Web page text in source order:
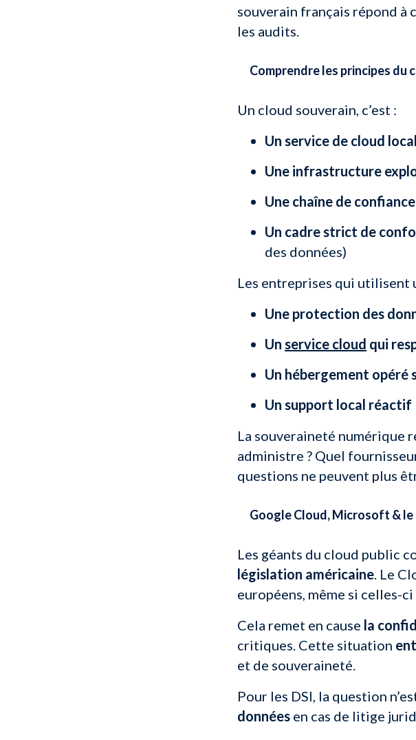
souverain français répond à
les audits.
Comprendre les principes du
Un cloud souverain, c’est :
Un service de cloud local
Une infrastructure
Une chaîne de
Un cadre strict de
des données)
Les entreprises qui utilisent
Une protection des
Un service cloud qui
Un hébergement opéré
Un support local réactif
La souveraineté numérique
administre ? Quel
questions ne peuvent plus
Google Cloud, Microsoft & le
Les géants du cloud public
législation américaine . Le
européens, même si celles-
Cela remet en cause la
critiques. Cette situation
et de souveraineté.
Pour les DSI, la question
données en cas de litige